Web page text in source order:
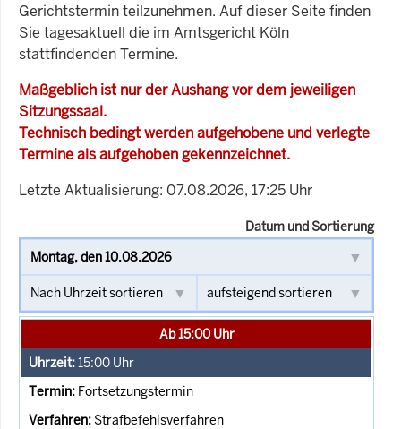
Gerichtstermin teilzunehmen. Auf dieser Seite finden
Sie tagesaktuell die im Amtsgericht Köln
stattfindenden Termine.
Maßgeblich ist nur der Aushang vor dem jeweiligen
Sitzungssaal.
Technisch bedingt werden aufgehobene und verlegte
Termine als aufgehoben gekennzeichnet.
Letzte Aktualisierung: 07.08.2026, 17:25 Uhr
Datum und Sortierung
Ab 15:00 Uhr
15:00 Uhr
Fortsetzungstermin
Strafbefehlsverfahren